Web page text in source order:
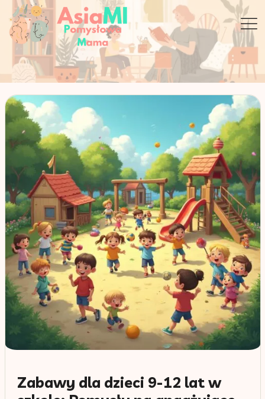
Zabawy dla dzieci 9-12 lat w